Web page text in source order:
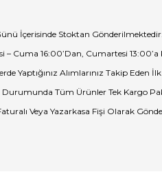
İçerisinde Stoktan
– Cuma 16:00’Dan, Cumartesi
Yaptığınız Alımlarınız Takip Eden
Durumunda Tüm Ürünler Tek Kargo
Veya Yazarkasa Fişi Olarak